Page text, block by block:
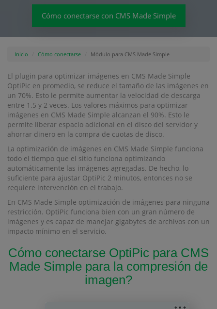
Cómo conectarse con CMS Made Simple
Inicio Cómo conectarse Módulo para CMS Made Simple
El plugin para optimizar imágenes en CMS Made Simple
OptiPic en promedio, se reduce el tamaño de las imágenes en
un 70%. Esto le permite aumentar la velocidad de descarga
entre 1.5 y 2 veces. Los valores máximos para optimizar
imágenes en CMS Made Simple alcanzan el 90%. Esto le
permite liberar espacio adicional en el disco del servidor y
ahorrar dinero en la compra de cuotas de disco.
La optimización de imágenes en CMS Made Simple funciona
todo el tiempo que el sitio funciona optimizando
automáticamente las imágenes agregadas. De hecho, lo
suficiente para ajustar OptiPic 2 minutos, entonces no se
requiere intervención en el trabajo.
En CMS Made Simple optimización de imágenes para ninguna
restricción. OptiPic funciona bien con un gran número de
imágenes y es capaz de manejar gigabytes de archivos con un
impacto mínimo en el servicio.
Cómo conectarse OptiPic para CMS
Made Simple para la compresión de
imagen?